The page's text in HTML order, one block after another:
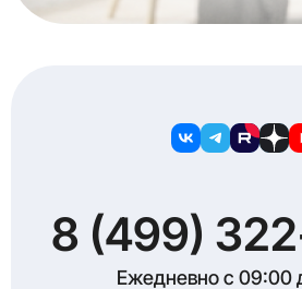
8 (499)
Ежедневно с 09:00